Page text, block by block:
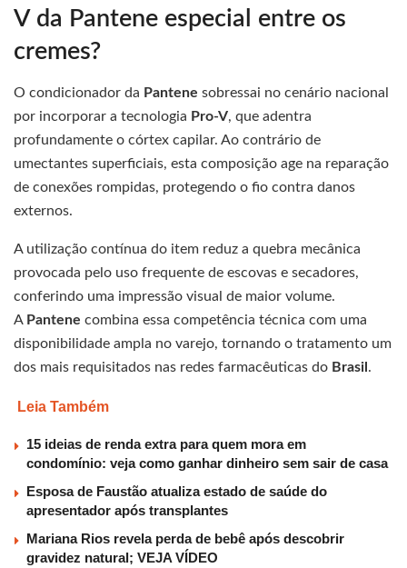
V da Pantene especial entre os
cremes?
O condicionador da Pantene sobressai no cenário nacional
por incorporar a tecnologia Pro-V, que adentra
profundamente o córtex capilar. Ao contrário de
umectantes superficiais, esta composição age na reparação
de conexões rompidas, protegendo o fio contra danos
externos.
A utilização contínua do item reduz a quebra mecânica
provocada pelo uso frequente de escovas e secadores,
conferindo uma impressão visual de maior volume.
A Pantene combina essa competência técnica com uma
disponibilidade ampla no varejo, tornando o tratamento um
dos mais requisitados nas redes farmacêuticas do Brasil .
Leia Também
15 ideias de renda extra para quem mora em
condomínio: veja como ganhar dinheiro sem sair de casa
Esposa de Faustão atualiza estado de saúde do
apresentador após transplantes
Mariana Rios revela perda de bebê após descobrir
gravidez natural; VEJA VÍDEO